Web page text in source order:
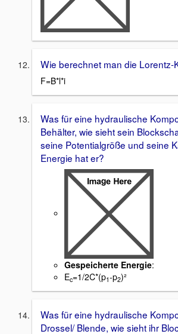
Wie berechnet man die Lorentz-
F=B*l*i
Was für eine hydraulische
Behälter, wie sieht sein
seine Potentialgröße und seine
Energie hat er?
Gespeicherte Energie:
Ec=1/2C*(p1-p2)²
Was für eine hydraulische
Drossel/ Blende, wie sieht ihr